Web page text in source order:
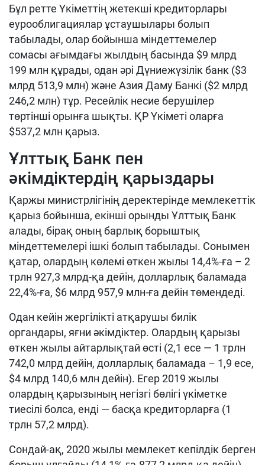
Бұл ретте Үкіметтің жетекші кредиторлары
еурооблигациялар ұстаушылары болып
табылады, олар бойынша міндеттемелер
сомасы ағымдағы жылдың басында $9 млрд
199 млн құрады, одан әрі Дүниежүзілік банк ($3
млрд 513,9 млн) және Азия Даму Банкі ($2 млрд
246,2 млн) тұр. Ресейлік несие берушілер
төртінші орынға шықты. ҚР Үкіметі оларға
$537,2 млн қарыз.
Ұлттық Банк пен
әкімдіктердің қарыздары
Қаржы министрлігінің деректерінде мемлекеттік
қарыз бойынша, екінші орынды Ұлттық Банк
алады, бірақ оның барлық борыштық
міндеттемелері ішкі болып табылады. Сонымен
қатар, олардың көлемі өткен жылы 14,4%-ға – 2
трлн 927,3 млрд-қа дейін, долларлық баламада
22,4%-ға, $6 млрд 957,9 млн-ға дейін төмендеді.
Одан кейін жергілікті атқарушы билік
органдары, яғни әкімдіктер. Олардың қарызы
өткен жылы айтарлықтай өсті (2,1 есе — 1 трлн
742,0 млрд дейін, долларлық баламада – 1,9 есе,
$4 млрд 140,6 млн дейін). Егер 2019 жылы
олардың қарызының негізгі бөлігі үкіметке
тиесілі болса, енді — басқа кредиторларға (1
трлн 57,2 млрд).
Сондай-ақ, 2020 жылы мемлекет кепілдік берген